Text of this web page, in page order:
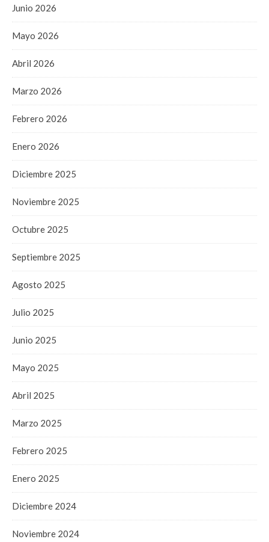
Junio 2026
Mayo 2026
Abril 2026
Marzo 2026
Febrero 2026
Enero 2026
Diciembre 2025
Noviembre 2025
Octubre 2025
Septiembre 2025
Agosto 2025
Julio 2025
Junio 2025
Mayo 2025
Abril 2025
Marzo 2025
Febrero 2025
Enero 2025
Diciembre 2024
Noviembre 2024